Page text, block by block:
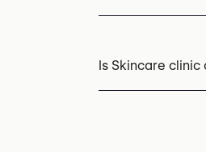
U kunt ook hun
Is Skincare